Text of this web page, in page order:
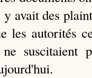
avait des
les autorités
suscitaient